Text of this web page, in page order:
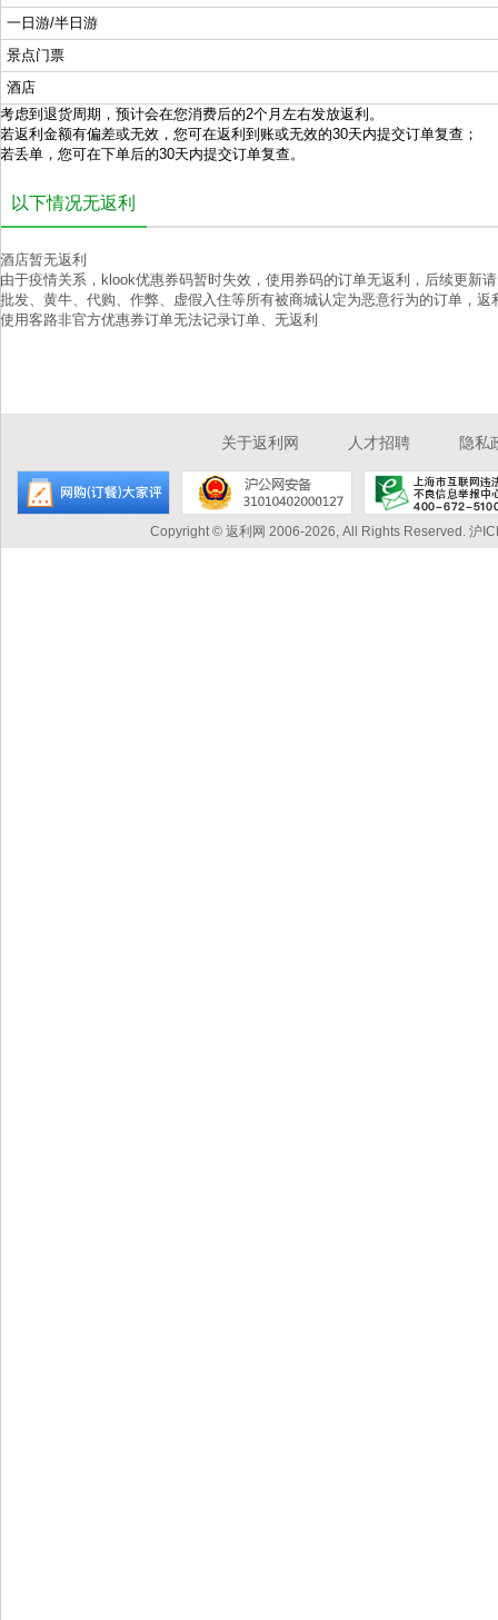
一日游/半日游
景点门票
酒店
考虑到退货周期，预计会在您消费后的2个月左右发放返利。
若返利金额有偏差或无效，您可在返利到账或无效的30天内提交订单复查；
若丢单，您可在下单后的30天内提交订单复查。
以下情况无返利
酒店暂无返利
由于疫情关系，klook优惠券码暂时失效，使用券码的订单无返利，后续更新
批发、黄牛、代购、作弊、虚假入住等所有被商城认定为恶意行为的订单，返
使用客路非官方优惠券订单无法记录订单、无返利
关于返利网 人才招聘 隐私
Copyright © 返利网 2006-2026, All Rights Reserved. 沪